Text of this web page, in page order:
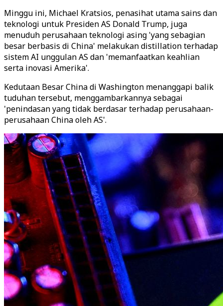
Minggu ini, Michael Kratsios, penasihat utama sains dan
teknologi untuk Presiden AS Donald Trump, juga
menuduh perusahaan teknologi asing 'yang sebagian
besar berbasis di China' melakukan distillation terhadap
sistem AI unggulan AS dan 'memanfaatkan keahlian
serta inovasi Amerika'.
Kedutaan Besar China di Washington menanggapi balik
tuduhan tersebut, menggambarkannya sebagai
'penindasan yang tidak berdasar terhadap perusahaan-
perusahaan China oleh AS'.